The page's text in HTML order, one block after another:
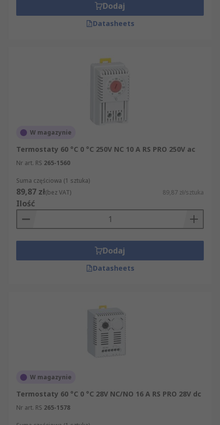
Dodaj
Datasheets
W magazynie
Termostaty 60 °C 0 °C 250V NC 10 A RS PRO 250V ac
Nr art. RS 265-1560
Suma częściowa (1 sztuka)
89,87 zł(bez VAT) 89,87 zł/sztuka
Ilość
Dodaj
Datasheets
W magazynie
Termostaty 60 °C 0 °C 28V NC/NO 16 A RS PRO 28V dc
Nr art. RS 265-1578